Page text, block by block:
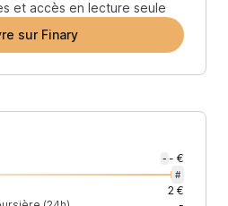
et accès en lecture seule
sur Finary
- - €
#
2 €